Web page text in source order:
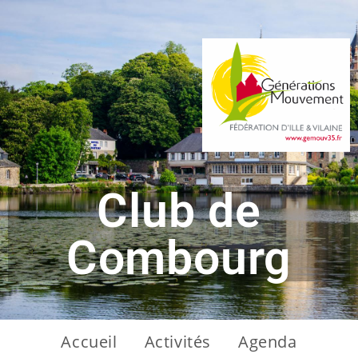
Club de
Combourg
Accueil Activités
Agenda